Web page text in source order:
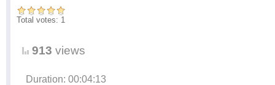
Total votes: 1
913 views
Duration: 00:04:13